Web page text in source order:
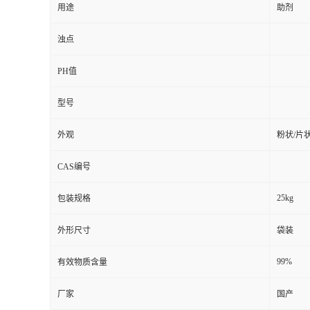
用途 助剂
浊点
PH值
型号
外观 粉状/片
CAS编号
包装规格 25kg
外形尺寸 袋装
有效物质含量 99%
厂家 国产